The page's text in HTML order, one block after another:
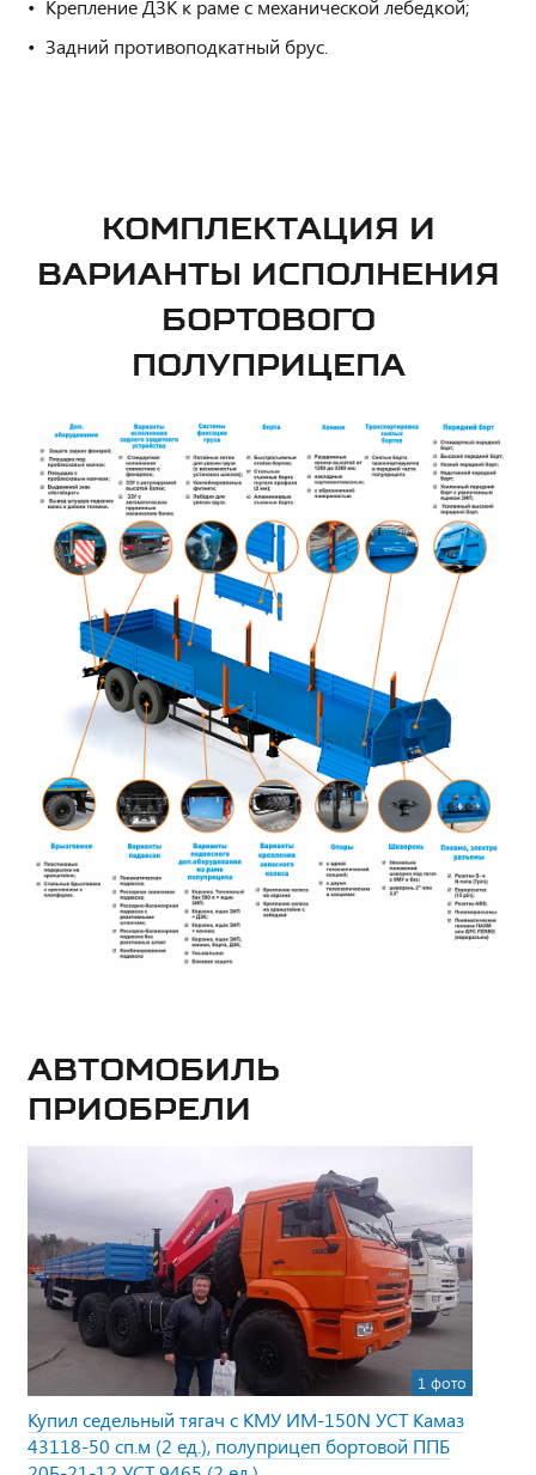
Крепление ДЗК к раме с механической лебедкой;
Задний противоподкатный брус.
КОМПЛЕКТАЦИЯ И
ВАРИАНТЫ ИСПОЛНЕНИЯ
БОРТОВОГО
ПОЛУПРИЦЕПА
Автомобиль
приобрели
1 фото
Купил седельный тягач с КМУ ИМ-150N УСТ Камаз
43118-50 сп.м (2 ед.), полуприцеп бортовой ППБ